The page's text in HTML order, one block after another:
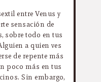
entre Venus y
sensación de
sobre todo en tus
a quien ves
de repente más
poco más en tus
Sin embargo,